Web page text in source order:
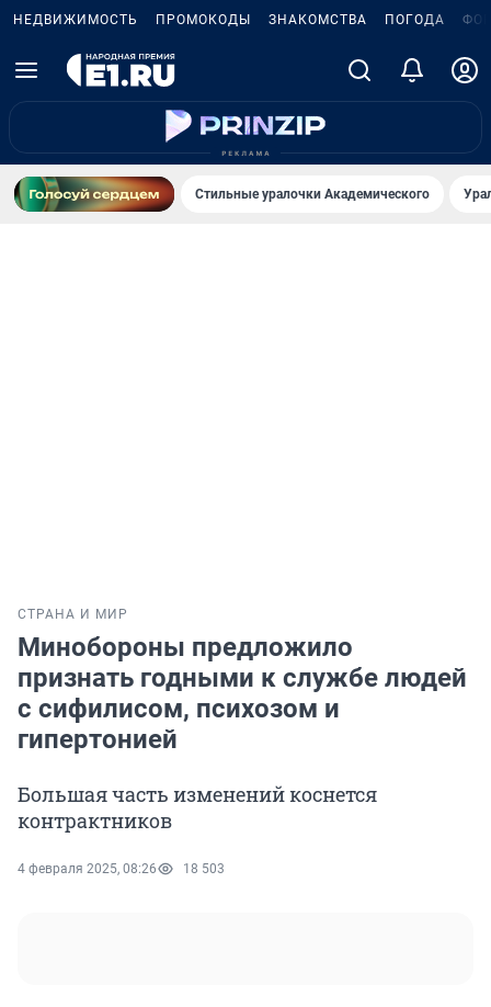
НЕДВИЖИМОСТЬ ПРОМОКОДЫ ЗНАКОМСТВА ПОГОДА
Стильные уралочки Академического
СТРАНА И МИР
Минобороны предложило
признать годными к службе людей
с сифилисом, психозом и
гипертонией
Большая часть изменений коснется
контрактников
4 февраля 2025, 08:26 18 503